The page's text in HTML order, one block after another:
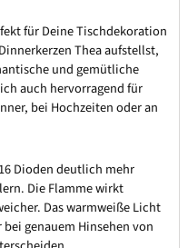
für Deine Tischdekoration
Thea aufstellst,
und gemütliche
auch hervorragend für
bei Hochzeiten oder an
Dioden deutlich mehr
Die Flamme wirkt
Das warmweiße Licht
genauem Hinsehen von